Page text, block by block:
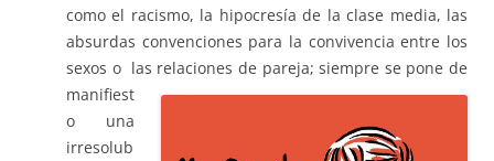
como el racismo, la hipocresía de la clase media, las
absurdas convenciones para la convivencia entre los
sexos o las relaciones de pareja; siempre se pone de
manifiest
o una
irresolub